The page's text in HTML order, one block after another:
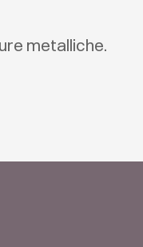
metalliche.